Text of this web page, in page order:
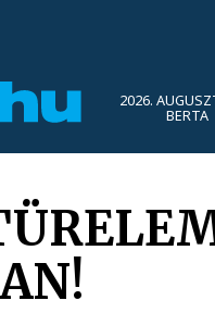
2026.
BERTA